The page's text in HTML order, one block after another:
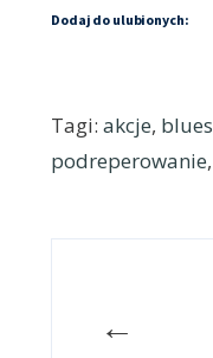
Dodaj do ulubionych:
Tagi: akcje, blues
podreperowanie,
←